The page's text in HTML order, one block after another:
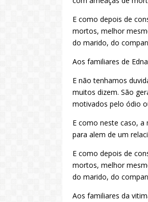
E como depois de
mortos, melhor
do marido, do
Aos familiares de
E não tenhamos
muitos dizem. São
motivados pelo ódio
E como neste caso,
para alem de um
E como depois de
mortos, melhor
do marido, do
Aos familiares da